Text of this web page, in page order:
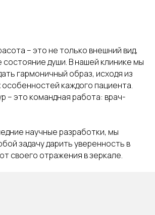
– это не только внешний вид,
состояние души. В нашей клинике мы
гармоничный образ, исходя из
особенностей каждого пациента.
– это командная работа: врач-
научные разработки, мы
задачу дарить уверенность в
своего отражения в зеркале.